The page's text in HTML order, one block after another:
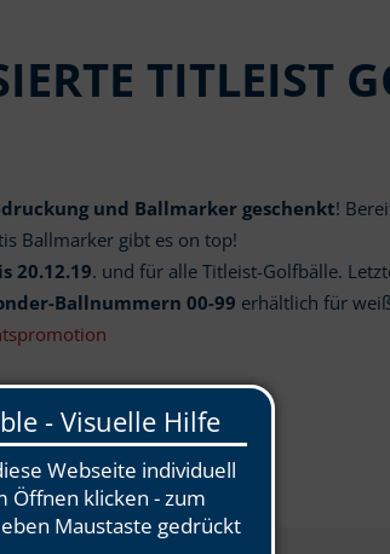
TITLEIST
und Ballmarker geschenkt!
Ballmarker gibt es on top!
20.12.19. und für alle Titleist-Golfbälle.
Ballnummern 00-99 erhältlich für